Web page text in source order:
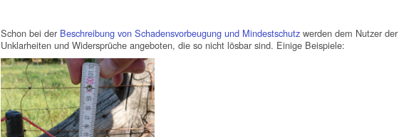
Schon bei der Beschreibung von Schadensvorbeugung und Mindestschutz werden dem Nutzer
Unklarheiten und Widersprüche angeboten, die so nicht lösbar sind. Einige Beispiele: